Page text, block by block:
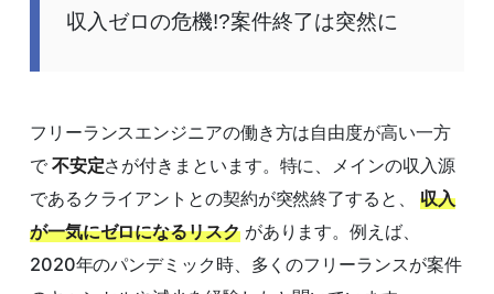
収入ゼロの危機!?案件終了は突然に
フリーランスエンジニアの働き方は自由度が高い一方
で 不安定さが付きまといます。特に、メインの収入源
であるクライアントとの契約が突然終了すると、 収入
が一気にゼロになるリスクがあります。例えば、
2020年のパンデミック時、多くのフリーランスが案件